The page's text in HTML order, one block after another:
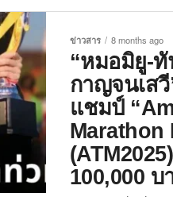
ข่าวสาร 8 months ago
“หมอมิยู-
กาญจนเส
แชมป์
Marathon
100,000